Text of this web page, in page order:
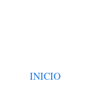
INICIO